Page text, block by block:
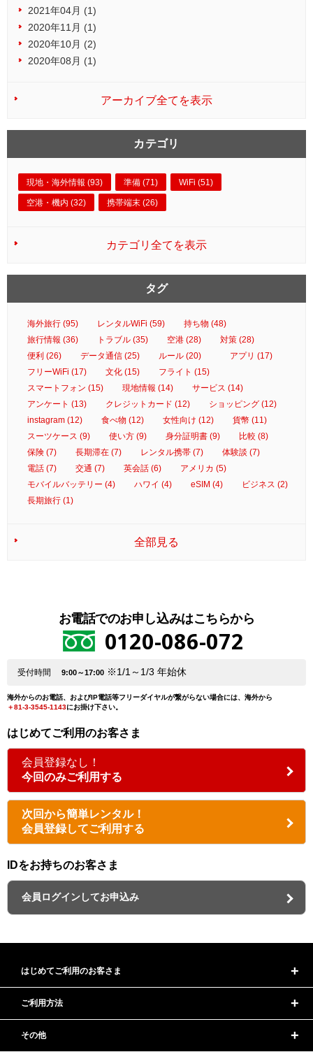
2021年04月 (1)
2020年11月 (1)
2020年10月 (2)
2020年08月 (1)
アーカイブ全てを表示
カテゴリ
現地・海外情報 (93) 準備 (71) WiFi (51)
空港・機内 (32) 携帯端末 (26)
カテゴリ全てを表示
タグ
海外旅行 (95) レンタルWiFi (59)
持ち物 (48)
旅行情報 (36)
トラブル (35) 空港 (28)
対策 (28)
便利 (26)
データ通信 (25) ルール (20)
アプリ (17)
フリーWiFi (17)
文化 (15)
フライト (15)
スマートフォン (15)
現地情報 (14)
サービス (14)
アンケート (13)
クレジットカード (12)
ショッピング (12)
instagram (12)
食べ物 (12) 女性向け (12)
貨幣 (11)
スーツケース (9)
使い方 (9) 身分証明書 (9)
比較 (8)
保険 (7)
長期滞在 (7) レンタル携帯 (7)
体験談 (7)
電話 (7)
交通 (7) 英会話 (6)
アメリカ (5)
モバイルバッテリー (4)
ハワイ (4) eSIM (4)
ビジネス (2)
長期旅行 (1)
全部見る
お電話でのお申し込みはこちらから
0120-086-072
受付時間 9:00～17:00 ※1/1～1/3 年始休
海外からのお電話、およびIP電話等フリーダイヤルが繋がらない場合には、海外から
＋81-3-3545-1143にお掛け下さい。
はじめてご利用のお客さま
会員登録なし！
今回のみご利用する
次回から簡単レンタル！
会員登録してご利用する
IDをお持ちのお客さま
会員ログインしてお申込み
はじめてご利用のお客さま
ご利用方法
その他